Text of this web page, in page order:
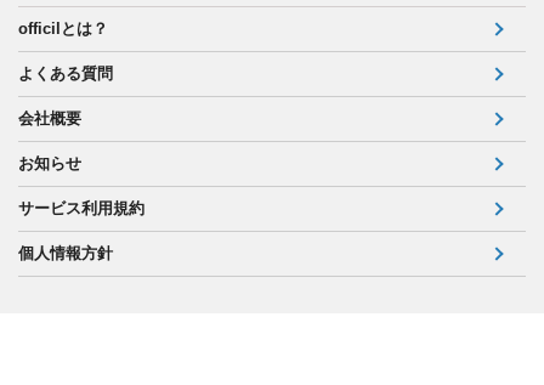
officilとは？
よくある質問
会社概要
お知らせ
サービス利用規約
個人情報方針